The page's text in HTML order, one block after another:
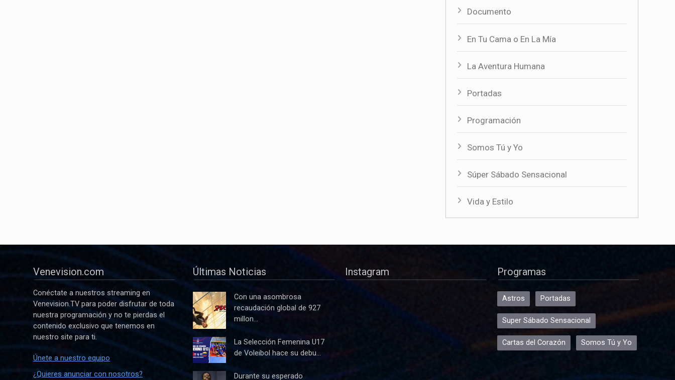
Documento
En Tu Cama o En La Mía
La Aventura Humana
Portadas
Programación
Somos Tú y Yo
Súper Sábado Sensacional
Vida y Estilo
Venevision.com
Conéctate a nuestros streaming en
Venevision.TV para poder disfrutar de toda
nuestra programación y no te pierdas el
contenido exclusivo que tenemos en
nuestro site para ti.
Únete a nuestro equipo
¿Quieres anunciar con nosotros?
Últimas Noticias
Con una asombrosa
recaudación global de 927
millon...
La Selección Femenina U17
de Voleibol hace su debu...
Durante su esperado
Instagram Programas
Astros Portadas
Super Sábado Sensacional
Cartas del Corazón Somos Tú y Yo